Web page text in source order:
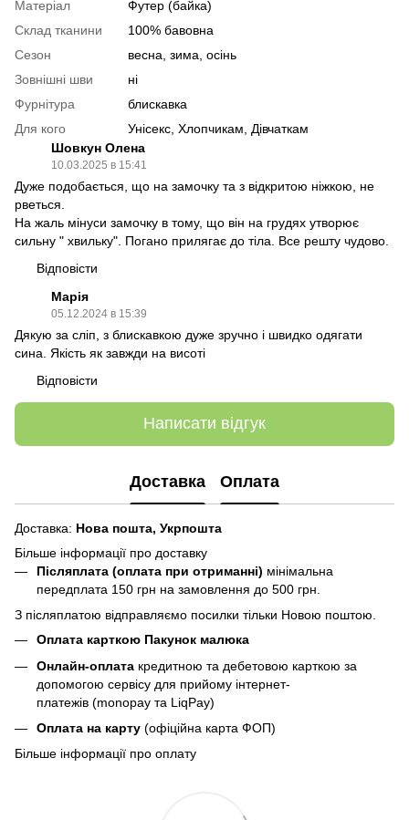
Матеріал
Футер (байка)
Склад тканини
100% бавовна
Сезон
весна, зима, осінь
Зовнішні шви
ні
Фурнітура
блискавка
Для кого
Унісекс, Хлопчикам, Дівчаткам
Шовкун Олена
10.03.2025 в 15:41
Дуже подобається, що на замочку та з відкритою ніжкою, не
рветься.
На жаль мінуси замочку в тому, що він на грудях утворює
сильну " хвильку". Погано прилягає до тіла. Все решту чудово.
Відповісти
Марія
05.12.2024 в 15:39
Дякую за сліп, з блискавкою дуже зручно і швидко одягати
сина. Якість як завжди на висоті
Відповісти
Написати відгук
Доставка Оплата
Доставка: Нова пошта, Укрпошта
Більше інформації про доставку
Післяплата (оплата при отриманні) мінімальна
передплата 150 грн на замовлення до 500 грн.
З післяплатою відправляємо посилки тільки Новою поштою.
Оплата карткою Пакунок малюка
Онлайн-оплата кредитною та дебетовою карткою за
допомогою сервісу для прийому інтернет-
платежів (monopay та LiqPay)
Оплата на карту (офіційна карта ФОП)
Більше інформації про оплату